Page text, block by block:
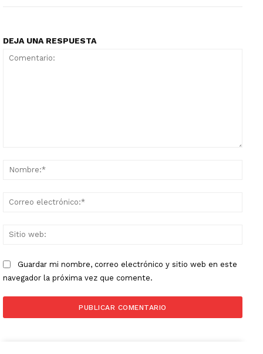
DEJA UNA RESPUESTA
Guardar mi nombre, correo electrónico y sitio web en este
navegador la próxima vez que comente.